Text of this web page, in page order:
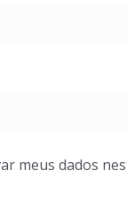
meus dados